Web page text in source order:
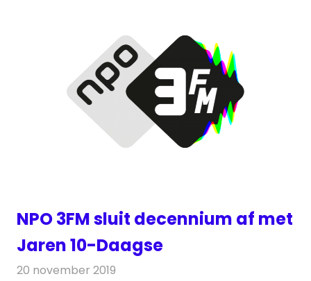
NPO 3FM sluit decennium af met
Jaren 10-Daagse
20 november 2019